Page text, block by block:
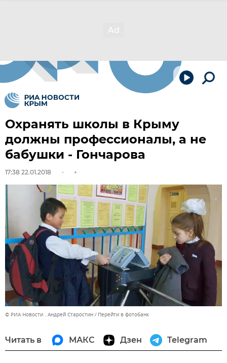
Охранять школы в Крыму
должны профессионалы, а не
бабушки - Гончарова
17:38 22.01.2018
© РИА Новости . Андрей Старостин Перейти в фотобанк
Читать в МАКС Дзен Telegram